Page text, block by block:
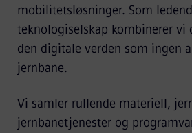
mobilitetsløsninger. Som
teknologiselskap kombinerer vi
den digitale verden som ingen
jernbane.
Vi samler rullende materiell,
jernbanetjenester og